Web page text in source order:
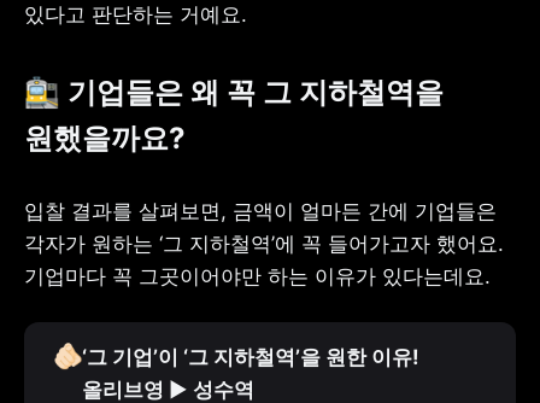
있다고 판단하는 거예요.
🚉 기업들은 왜 꼭 그 지하철역을
원했을까요?
입찰 결과를 살펴보면, 금액이 얼마든 간에 기업들은
각자가 원하는 ‘그 지하철역’에 꼭 들어가고자 했어요.
기업마다 꼭 그곳이어야만 하는 이유가 있다는데요.
🫵🏻‘그 기업’이 ‘그 지하철역’을 원한 이유!
올리브영 ▶️